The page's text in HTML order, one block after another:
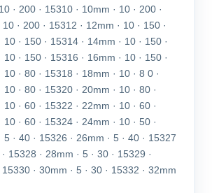
· 200 · 15310 · 10mm · 10 · 200 ·
· 200 · 15312 · 12mm · 10 · 150 ·
· 150 · 15314 · 14mm · 10 · 150 ·
· 150 · 15316 · 16mm · 10 · 150 ·
· 80 · 15318 · 18mm · 10 · 8 0 ·
· 80 · 15320 · 20mm · 10 · 80 ·
· 60 · 15322 · 22mm · 10 · 60 ·
· 60 · 15324 · 24mm · 10 · 50 ·
5 · 40 · 15326 · 26mm · 5 · 40 · 15327
15328 · 28mm · 5 · 30 · 15329 ·
· 30mm · 5 · 30 · 15332 · 32mm